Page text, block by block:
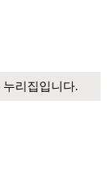
리집입니다.